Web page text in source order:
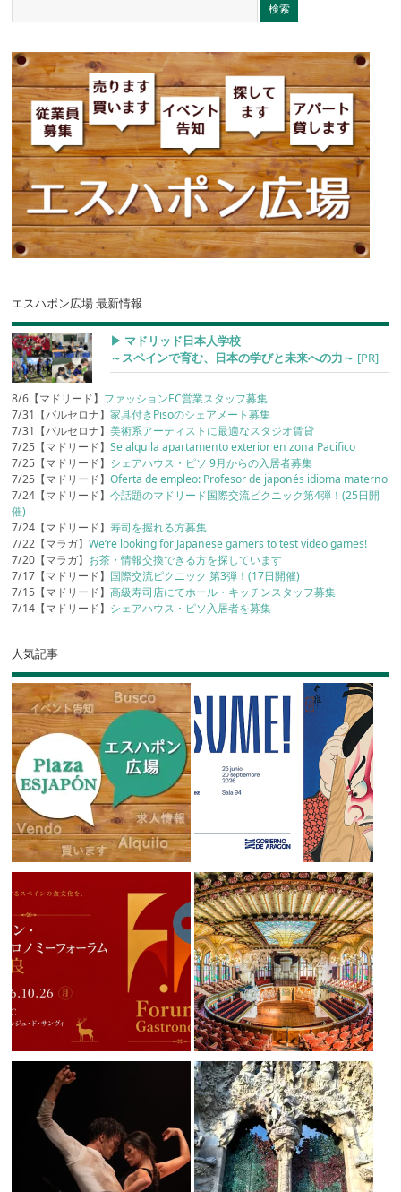
エスハポン広場 最新情報
▶︎ マドリッド日本人学校
～スペインで育む、日本の学びと未来への力～ [PR]
8/6【マドリード】 ファッションEC営業スタッフ募集
7/31【バルセロナ】家具付きPisoのシェアメート募集
7/31【バルセロナ】美術系アーティストに最適なスタジオ賃貸
7/25【マドリード】Se alquila apartamento exterior en zona Pacifico
7/25【マドリード】 シェアハウス・ピソ 9月からの入居者募集
7/25【マドリード】Oferta de empleo: Profesor de japonés idioma materno
7/24【マドリード】今話題のマドリード国際交流ピクニック第4弾！(25日開
催)
7/24【マドリード】寿司を握れる方募集
7/22【マラガ】We’re looking for Japanese gamers to test video games!
7/20【マラガ】 お茶・情報交換できる方を探しています
7/17【マドリード】 国際交流ピクニック 第3弾！(17日開催)
7/15【マドリード】高級寿司店にてホール・キッチンスタッフ募集
7/14【マドリード】 シェアハウス・ピソ入居者を募集
人気記事